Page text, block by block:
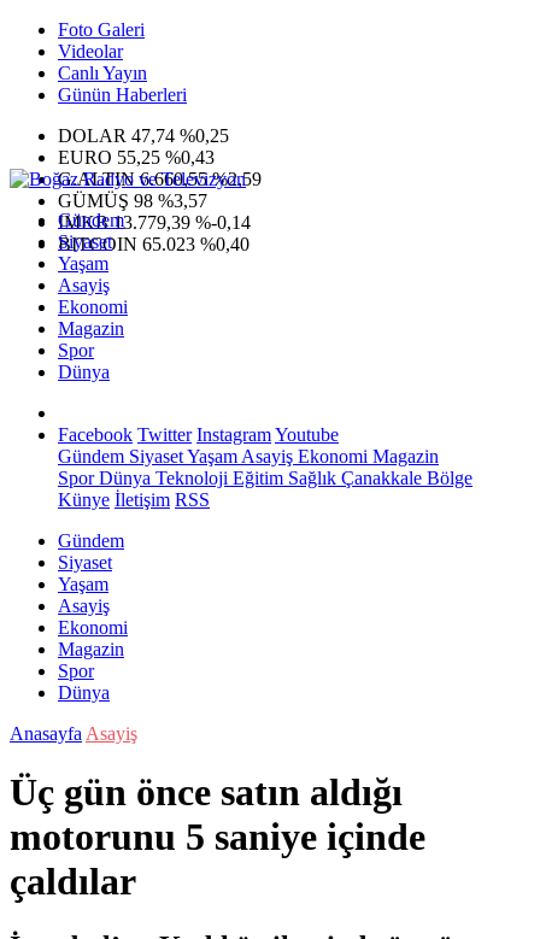
Foto Galeri
Videolar
Canlı Yayın
Günün Haberleri
DOLAR 47,74 %0,25
EURO 55,25 %0,43
G.ALTIN6.660,55 %2,59
GÜMÜŞ 98 %3,57
IMKB13.779,39 %-0,14
BITCOIN 65.023 %0,40
Gündem
Siyaset
Yaşam
Asayiş
Ekonomi
Magazin
Spor
Dünya
Facebook Twitter InstagramYoutube
Gündem SiyasetYaşam Asayiş Ekonomi Magazin
SporDünya Teknoloji Eğitim Sağlık Çanakkale Bölge
Künye İletişim RSS
Gündem
Siyaset
Yaşam
Asayiş
Ekonomi
Magazin
Spor
Dünya
Anasayfa Asayiş
Üç gün önce satın aldığı
motorunu 5 saniye içinde
çaldılar